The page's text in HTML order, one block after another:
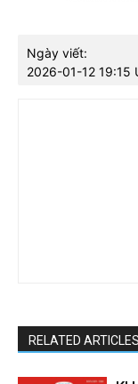
Ngày viết:
2026-01-12 19:15
RELATED ARTICLES